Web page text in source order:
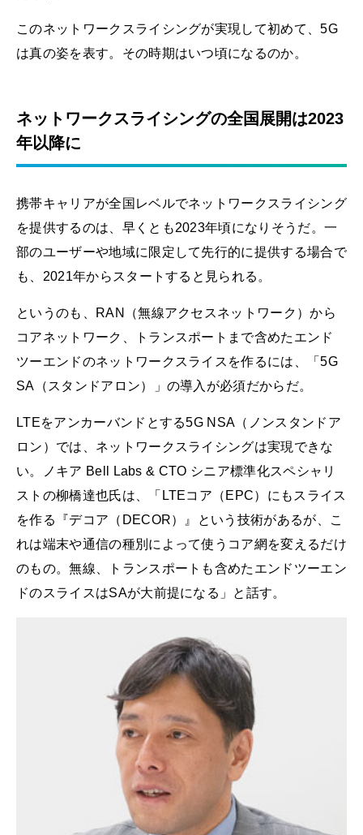
このネットワークスライシングが実現して初めて、5G
は真の姿を表す。その時期はいつ頃になるのか。
ネットワークスライシングの全国展開は2023
年以降に
携帯キャリアが全国レベルでネットワークスライシング
を提供するのは、早くとも2023年頃になりそうだ。一
部のユーザーや地域に限定して先行的に提供する場合で
も、2021年からスタートすると見られる。
というのも、RAN（無線アクセスネットワーク）から
コアネットワーク、トランスポートまで含めたエンド
ツーエンドのネットワークスライスを作るには、「5G
SA（スタンドアロン）」の導入が必須だからだ。
LTEをアンカーバンドとする5G NSA（ノンスタンドア
ロン）では、ネットワークスライシングは実現できな
い。ノキア Bell Labs & CTO シニア標準化スペシャリ
ストの柳橋達也氏は、「LTEコア（EPC）にもスライス
を作る『デコア（DECOR）』という技術があるが、こ
れは端末や通信の種別によって使うコア網を変えるだけ
のもの。無線、トランスポートも含めたエンドツーエン
ドのスライスはSAが大前提になる」と話す。